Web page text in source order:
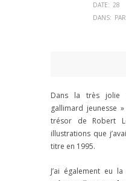
DATE:
DANS:
Dans la très jolie
gallimard jeunesse
trésor de Robert
illustrations que
titre en 1995.
J’ai également eu